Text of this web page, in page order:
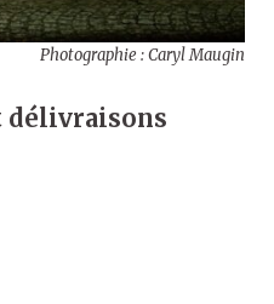
Photographie : Caryl Maugin
délivraisons